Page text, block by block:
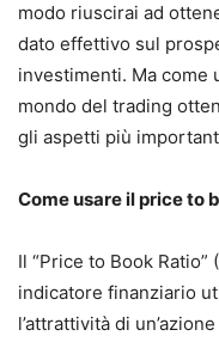
modo riuscirai ad
dato effettivo sul
investimenti. Ma come
mondo del trading
gli aspetti più
Come usare il price to
Il “Price to Book
indicatore finanziario
l’attrattività di